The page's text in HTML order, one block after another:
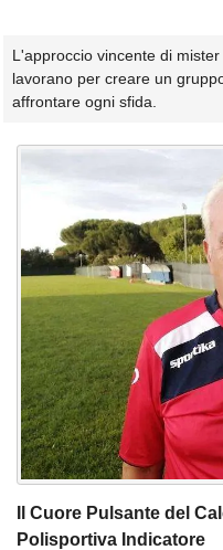
L'approccio vincente di
lavorano per creare un
affrontare ogni sfida.
Il Cuore Pulsante del
Polisportiva Indicatore